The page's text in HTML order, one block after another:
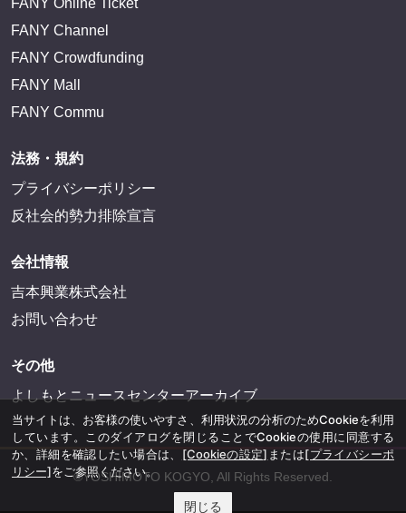
FANY Online Ticket
FANY Channel
FANY Crowdfunding
FANY Mall
FANY Commu
法務・規約
プライバシーポリシー
反社会的勢力排除宣言
会社情報
吉本興業株式会社
お問い合わせ
その他
よしもとニュースセンターアーカイブ
©YOSHIMOTO KOGYO, All Rights Reserved.
当サイトは、お客様の使いやすさ、利用状況の分析のためCookieを利用
しています。このダイアログを閉じることでCookieの使用に同意する
か、詳細を確認したい場合は、 [Cookieの設定] または[プライバシーポ
リシー]をご参照ください。
閉じる